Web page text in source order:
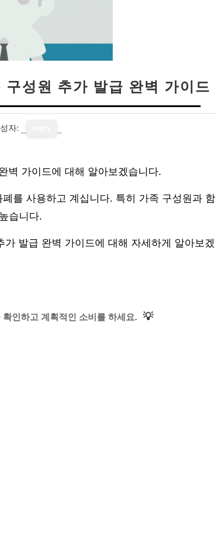
성원 추가 발급 완벽 가이드
자:
벽 가이드에 대해 알아보겠습니다.
를 사용하고 계십니다. 특히 가족 구성원과 함
습니다.
발급 완벽 가이드에 대해 자세하게 알아보겠
인하고 계획적인 소비를 하세요. 💡